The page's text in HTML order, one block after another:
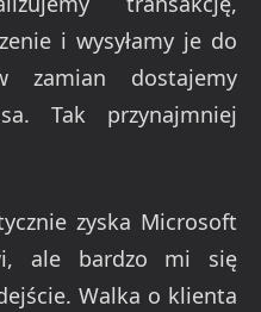
i wysyłamy je do
zamian dostajemy
Tak przynajmniej
zyska Microsoft
ale bardzo mi się
Walka o klienta